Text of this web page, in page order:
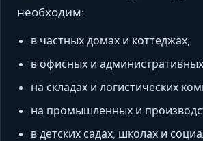
необходим:
в частных домах и коттеджах;
в офисных и
на складах и логистических
на промышленных и
в детских садах, школах и